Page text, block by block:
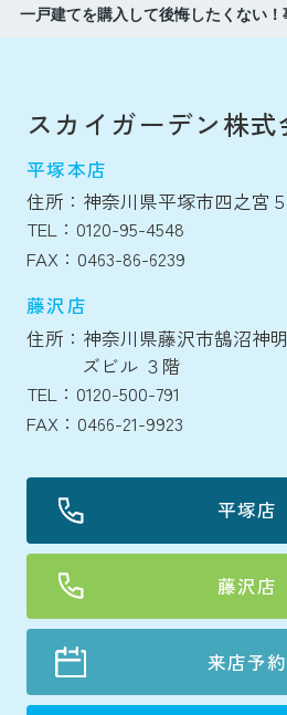
一戸建てを購入して後悔したくない
スカイガーデン株式
平塚本店
住所：神奈川県平塚市四之宮
TEL：0120-95-4548
FAX：0463-86-6239
藤沢店
住所：神奈川県藤沢市鵠沼神
ズビル ３階
TEL：0120-500-791
FAX：0466-21-9923
平塚店
藤沢店
来店予約